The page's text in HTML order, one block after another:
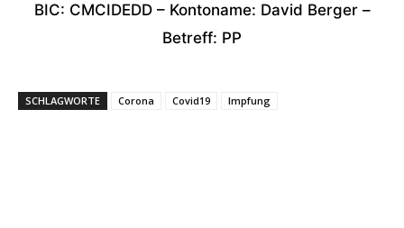
BIC: CMCIDEDD – Kontoname: David Berger –
Betreff: PP
SCHLAGWORTE Corona Covid19 Impfung